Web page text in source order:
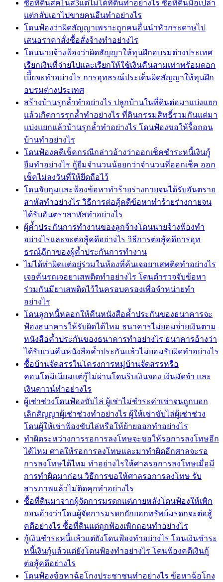
ซื้อที่ดินสค1นส3แต่ไม่ได้ที่ดินทำอย่างไร ซื้อที่ดินมือเปล่า
แต่กลับเอาไปขายคนอืนทำอย่างไร
โดนฟ้องว่าผิดสัญญาเพราะถูกคนอื่นนำหัวกระดาษไป
เสนอราคาสั่งซื้อสั่งจ้างทำอย่างไร
โดนนายจ้างฟ้องว่าผิดสัญญาให้ทุนฝึกอบรมต่างประเทศ
เรียกเงินที่จ่ายไปและเรียกให้ใช้เงินคืนสามเท่าพร้อมดอก
เบีี้ยจะทำอย่างไร การอุทธรณ์ประเด็นผิดสัญญาให้ทุนฝึก
อบรมต่างประเทศ
สร้างบ้านรุกล้ำทำอย่างไร ปลูกบ้านในที่ดินต่อมาแบ่งแยก
แล้วเกิดการรุกล้ำทำอย่างไร ที่ดินกรรมสิทธิ์รวมกันแต่มา
แบ่งแยกแล้วบ้านรุกล้ำทำอย่างไร โดนฟ้องขอให้รื้อถอน
บ้านทำอย่างไร
โดนฟ้องคดีเช็คกรณีกล่าวอ้างว่าออกเช็คชำระหนี้เงินกู้
ยืมทำอย่างไร กู้ยืมจำนวนน้อยกว่าจำนวนที่ออกเช็ค ออก
เช็คไม่ลงวันที่ให้ยึดถือไว้
โดนจับกุมและฟ้องข้อหาทำร้ายร่างกายจนได้รับอันตราย
สาหัสทำอย่างไร วิธีการต่อสู้คดีข้อหาทำร้ายร่างกายจน
ได้รับอันตราสาหัสทำอย่างไร
ผู้ค้ำประกันการทำงานของลูกจ้างโดนนายจ้างฟ้องทำ
อย่างไรและจะต่อสู้คดีอย่างไร วิธีการต่อสู้คดีการอุท
ธรณ์ฏีกาของผู้ค้ำประกันการทำงาน
ไม่ได้ทำผิดแต่อยู่ร่วมในห้องที่ค้นเจอยาเสพติดทำอย่างไร
เจอค้นรถเจอยาเสพติดทำอย่างไร โดนตำรวจจับข้อหา
ร่วมกันมียาเสพติดไว้ในครอบครองเพื่อจำหน่ายทำ
อย่างไร
โดนลูกหนี้หลอกให้คืนหนังสือค้ำประกันของธนาคารจะ
ฟ้องธนาคารให้รับผิดได้ไหม ธนาคารไม่ยอมจ่่ายเงินตาม
หนังสือค้ำประกันของธนาคารทำอย่างไร ธนาคารอ้างว่า
ได้รับเวนคืนหนังสือค้ำประกันแล้วไม่ยอมรับผิดทำอย่างไร
ซื้อบ้านจัดสรรในโครงการหมู่บ้านจัดสรรหรือ
คอนโดมิเนียมแต่กู้ไม่ผ่านโดนริบเงินจอง เงินมัดจำ และ
เงินดาวน์ทำอย่างไร
ผู้เช่าช่วงโดนฟ้องขับไล่ ผู้เช่าไม่ชำระค่าเช่าจนถูกบอก
เลิกสัญญาผู้เช่าช่วงทำอย่างไร ผู้ให้เช่าขับไล่ผู้เช่าช่วง
โดนผู้ให้เช่าฟ้องขับไล่หรือให้ย้ายออกทำอย่างไร
ทำผิดระหว่างการรอการลงโทษจะขอให้รอการลงโทษอีก
ได้ไหม ศาลให้รอการลงโทษและมาทำผิดอีกศาลจะรอ
การลงโทษได้ไหม ทำอย่างไรให้ศาลรอการลงโทษเมื่อมี
การทำผิดมาก่อน วิธีการขอให้ศาลรอการลงโทษ รับ
สารภาพแล้วไม่ติดคุกทำอย่างไร
ซื้อที่ดินมาจากผู้จัดการมรดกแต่ภายหลังโดนฟ้องให้เพิก
ถอนอ้างว่าโดนผู้จัดการมรดกยักยอกทรัพย์มรดกจะต่อสู้
คดีอย่างไร ซื้อที่ดินแต่ถูกฟ้องเพิกถอนทำอย่างไร
กู้เงินชำระหนี้แล้วแต่ยังโดนฟ้องทำอย่างไร โอนเงินชำระ
หนี้เงินกู้แล้วแต่ยังโดนฟ้องทำอย่างไร โดนฟ้องคดีเงินกู้
ต่อสู้คดีอย่างไร
โดนฟ้องข้อหาฉ้อโกงประชาชนทำอย่างไร ข้อหาฉ้อโกง